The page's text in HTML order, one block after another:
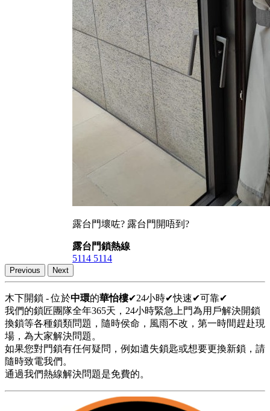
露台門壞咗? 露台門開唔到?
露台門鎖熱線
5114 5114
Previous Next
木下開鎖 - 位於中環的華怡樓✔24小時✔快速✔可靠✔
我們的鎖匠團隊全年365天，24小時緊急上門為用戶解決開鎖
換鎖等各種鎖類問題，隨時侯命，風雨不改，第一時間趕赴現
場，為大家解決問題。
如果您對門鎖有任何疑問，例如遺失鎖匙或想要更換新鎖，請
隨時致電我們。
通過我們熱線解決問題是免費的。